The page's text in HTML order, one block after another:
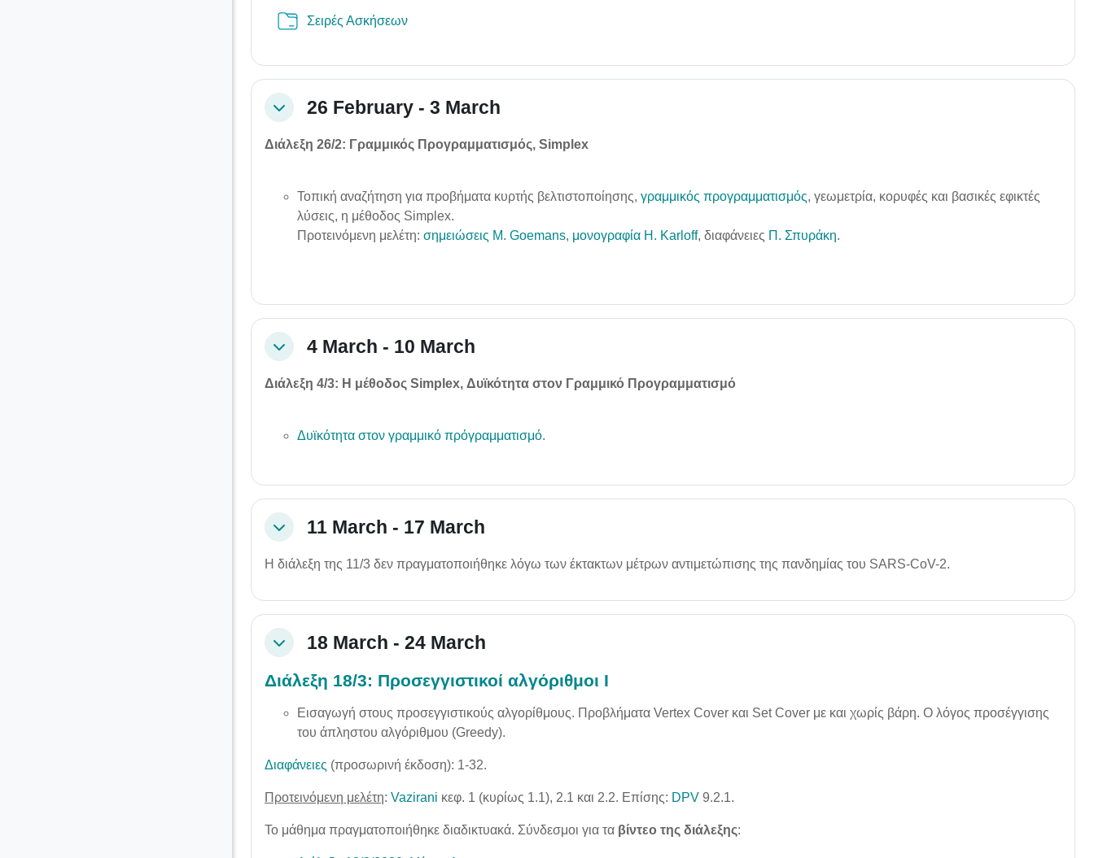
Σειρές ΑσκήσεωνFolder
Collapse26 February - 3 March
Διάλεξη 26/2: Γραμμικός Προγραμματισμός, Simplex
Τοπική αναζήτηση για προβήματα κυρτής βελτιστοποίησης, γραμμικός προγραμματισμός, γεωμετρία, κορυφές και βασικές εφικτές
λύσεις, η μέθοδος Simplex.
Προτεινόμενη μελέτη: σημειώσεις M. Goemans, μονογραφία H. Karloff, διαφάνειες Π. Σπυράκη.
Collapse4 March - 10 March
Διάλεξη 4/3: Η μέθοδος Simplex, Δυϊκότητα στον Γραμμικό Προγραμματισμό
Δυϊκότητα στον γραμμικό πρόγραμματισμό.
Collapse11 March - 17 March
Η διάλεξη της 11/3 δεν πραγματοποιήθηκε λόγω των έκτακτων μέτρων αντιμετώπισης της πανδημίας του SARS-CoV-2.
Collapse18 March - 24 March
Διάλεξη 18/3: Προσεγγιστικοί αλγόριθμοι Ι
Εισαγωγή στους προσεγγιστικούς αλγορίθμους. Προβλήματα Vertex Cover και Set Cover με και χωρίς βάρη. Ο λόγος προσέγγισης
του άπληστου αλγόριθμου (Greedy).
Διαφάνειες (προσωρινή έκδοση): 1-32.
Προτεινόμενη μελέτη: Vazirani κεφ. 1 (κυρίως 1.1), 2.1 και 2.2. Επίσης: DPV 9.2.1.
Το μάθημα πραγματοποιήθηκε διαδικτυακά. Σύνδεσμοι για τα βίντεο της διάλεξης: